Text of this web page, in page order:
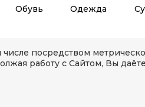
Обувь Одежда
посредством
работу с Сайтом, Вы